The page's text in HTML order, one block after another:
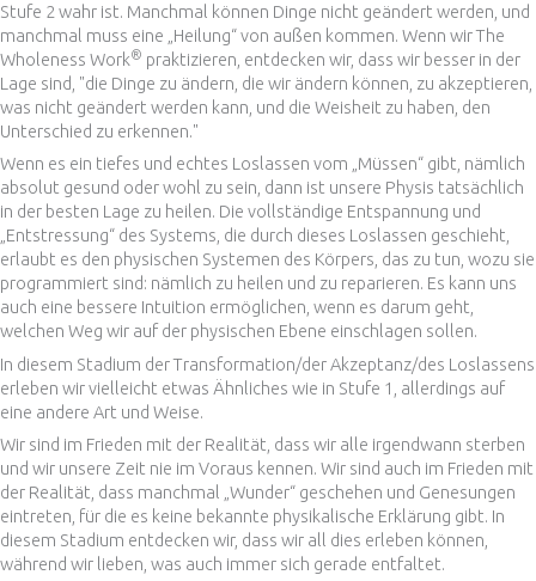
Stufe 2 wahr ist. Manchmal können Dinge nicht geändert werden, und
manchmal muss eine „Heilung“ von außen kommen. Wenn wir The
Wholeness Work® praktizieren, entdecken wir, dass wir besser in der
Lage sind, "die Dinge zu ändern, die wir ändern können, zu akzeptieren,
was nicht geändert werden kann, und die Weisheit zu haben, den
Unterschied zu erkennen."
Wenn es ein tiefes und echtes Loslassen vom „Müssen“ gibt, nämlich
absolut gesund oder wohl zu sein, dann ist unsere Physis tatsächlich
in der besten Lage zu heilen. Die vollständige Entspannung und
„Entstressung“ des Systems, die durch dieses Loslassen geschieht,
erlaubt es den physischen Systemen des Körpers, das zu tun, wozu sie
programmiert sind: nämlich zu heilen und zu reparieren. Es kann uns
auch eine bessere Intuition ermöglichen, wenn es darum geht,
welchen Weg wir auf der physischen Ebene einschlagen sollen.
In diesem Stadium der Transformation/der Akzeptanz/des Loslassens
erleben wir vielleicht etwas Ähnliches wie in Stufe 1, allerdings auf
eine andere Art und Weise.
Wir sind im Frieden mit der Realität, dass wir alle irgendwann sterben
und wir unsere Zeit nie im Voraus kennen. Wir sind auch im Frieden mit
der Realität, dass manchmal „Wunder“ geschehen und Genesungen
eintreten, für die es keine bekannte physikalische Erklärung gibt. In
diesem Stadium entdecken wir, dass wir all dies erleben können,
während wir lieben, was auch immer sich gerade entfaltet.